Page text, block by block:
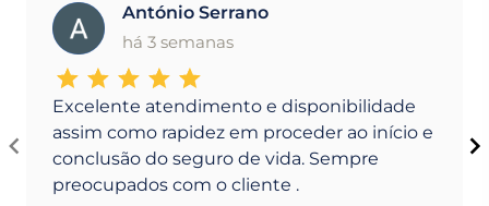
A
António Serrano
há 3 semanas
Excelente atendimento e disponibilidade
assim como rapidez em proceder ao início e
conclusão do seguro de vida. Sempre
preocupados com o cliente .